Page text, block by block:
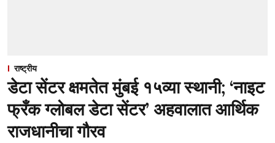
राष्ट्रीय
डेटा सेंटर क्षमतेत मुंबई १५व्या स्थानी; ‘नाइट
फ्रँक ग्लोबल डेटा सेंटर’ अहवालात आर्थिक
राजधानीचा गौरव